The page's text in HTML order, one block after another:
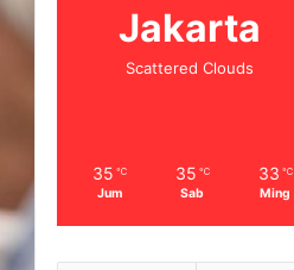
Jakarta
Scattered Clouds
35 ℃
Jum
35 ℃
Sab
33 ℃
Ming